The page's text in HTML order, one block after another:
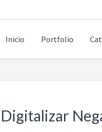
Inicio Portfolio
Digitalizar